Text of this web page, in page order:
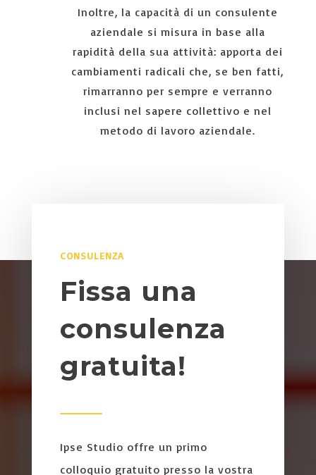
Inoltre, la capacità di un consulente
aziendale si misura in base alla
rapidità della sua attività: apporta dei
cambiamenti radicali che, se ben fatti,
rimarranno per sempre e verranno
inclusi nel sapere collettivo e nel
metodo di lavoro aziendale.
CONSULENZA
Fissa una
consulenza
gratuita!
Ipse Studio offre un primo
colloquio gratuito presso la vostra